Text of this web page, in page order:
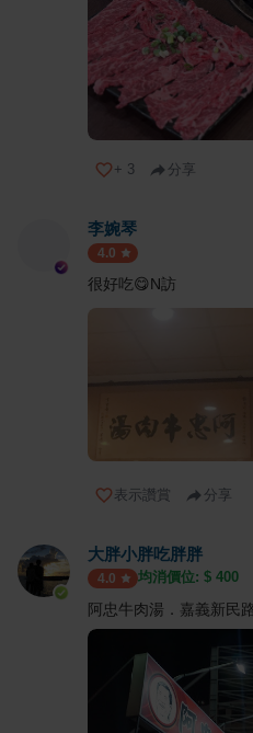
+ 3 分享
李婉琴
4.0
很好吃😋N訪
表示讚賞 分享
大胖小胖吃胖胖
4.0 均消價位: $ 400
阿忠牛肉湯．嘉義新民